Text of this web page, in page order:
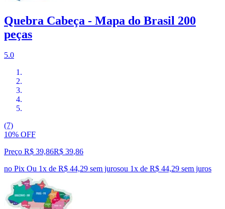
Quebra Cabeça - Mapa do Brasil 200
peças
5.0
(7)
10% OFF
Preço R$ 39,86R$ 39,86
no Pix Ou 1x de R$ 44,29 sem jurosou 1x de R$ 44,29 sem juros